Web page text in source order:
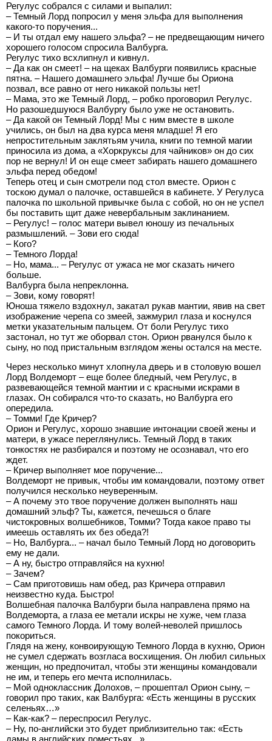
Регулус собрался с силами и выпалил:
– Темный Лорд попросил у меня эльфа для выполнения
какого-то поручения...
– И ты отдал ему нашего эльфа? – не предвещающим ничего
хорошего голосом спросила Валбурга.
Регулус тихо всхлипнул и кивнул.
– Да как он смеет! – на щеках Валбурги появились красные
пятна. – Нашего домашнего эльфа! Лучше бы Ориона
позвал, все равно от него никакой пользы нет!
– Мама, это же Темный Лорд, – робко проговорил Регулус.
Но разошедшуюся Валбургу было уже не остановить.
– Да какой он Темный Лорд! Мы с ним вместе в школе
учились, он был на два курса меня младше! Я его
непростительным заклятьям учила, книги по темной магии
приносила из дома, а «Хоркруксы для чайников» он до сих
пор не вернул! И он еще смеет забирать нашего домашнего
эльфа перед обедом!
Теперь отец и сын смотрели под стол вместе. Орион с
тоскою думал о палочке, оставшейся в кабинете. У Регулуса
палочка по школьной привычке была с собой, но он не успел
бы поставить щит даже невербальным заклинанием.
– Регулус! – голос матери вывел юношу из печальных
размышлений. – Зови его сюда!
– Кого?
– Темного Лорда!
– Но, мама... – Регулус от ужаса не мог сказать ничего
больше.
Валбурга была непреклонна.
– Зови, кому говорят!
Юноша тяжело вздохнул, закатал рукав мантии, явив на свет
изображение черепа со змеей, зажмурил глаза и коснулся
метки указательным пальцем. От боли Регулус тихо
застонал, но тут же оборвал стон. Орион рванулся было к
сыну, но под пристальным взглядом жены остался на месте.
Через несколько минут хлопнула дверь и в столовую вошел
Лорд Волдеморт – еще более бледный, чем Регулус, в
развевающейся темной мантии и с красными искрами в
глазах. Он собирался что-то сказать, но Валбурга его
опередила.
– Томми! Где Кричер?
Орион и Регулус, хорошо знавшие интонации своей жены и
матери, в ужасе переглянулись. Темный Лорд в таких
тонкостях не разбирался и поэтому не осознавал, что его
ждет.
– Кричер выполняет мое поручение...
Волдеморт не привык, чтобы им командовали, поэтому ответ
получился несколько неуверенным.
– А почему это твое поручение должен выполнять наш
домашний эльф? Ты, кажется, печешься о благе
чистокровных волшебников, Томми? Тогда какое право ты
имеешь оставлять их без обеда?!
– Но, Валбурга... – начал было Темный Лорд но договорить
ему не дали.
– А ну, быстро отправляйся на кухню!
– Зачем?
– Сам приготовишь нам обед, раз Кричера отправил
неизвестно куда. Быстро!
Волшебная палочка Валбурги была направлена прямо на
Волдеморта, а глаза ее метали искры не хуже, чем глаза
самого Темного Лорда. И тому волей-неволей пришлось
покориться.
Глядя на жену, конвоирующую Темного Лорда в кухню, Орион
не сумел сдержать возгласа восхищения. Он любил сильных
женщин, но предпочитал, чтобы эти женщины командовали
не им, и теперь его мечта исполнилась.
– Мой одноклассник Долохов, – прошептал Орион сыну, –
говорил про таких, как Валбурга: «Есть женщины в русских
селеньях…»
– Как-как? – переспросил Регулус.
– Ну, по-английски это будет приблизительно так: «Есть
дамы в английских поместьях...».